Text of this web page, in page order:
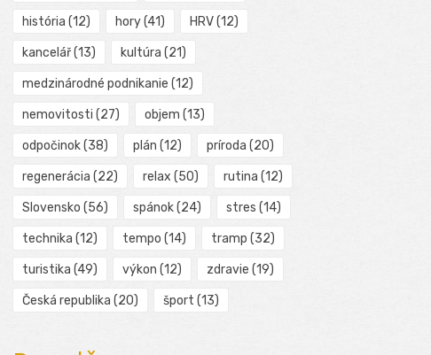
história (12) hory(41) HRV(12)
kancelář(13) kultúra (21)
medzinárodné podnikanie (12)
nemovitosti (27) objem (13)
odpočinok(38) plán (12) príroda (20)
regenerácia (22) relax (50) rutina (12)
Slovensko (56) spánok(24) stres (14)
technika (12) tempo (14) tramp (32)
turistika (49) výkon (12) zdravie (19)
Česká republika (20) šport (13)